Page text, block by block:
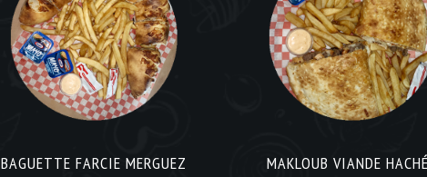
BAGUETTE FARCIE MERGUEZ MAKLOUB VIANDE